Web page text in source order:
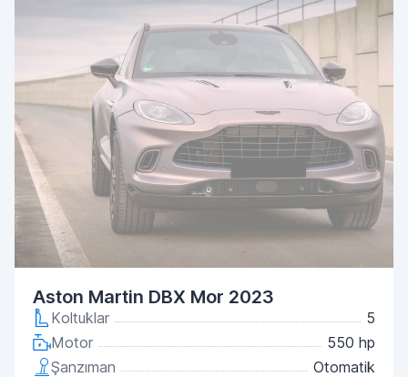
Aston Martin DBX Mor 2023
Koltuklar
5
Motor
550 hp
Şanzıman
Otomatik